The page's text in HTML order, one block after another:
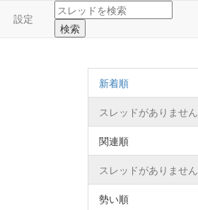
設定
新着順
スレッドがありません
関連順
スレッドがありません
勢い順